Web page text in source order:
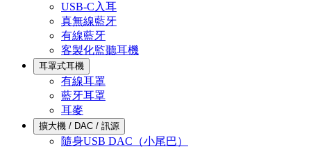
USB-C入耳
真無線藍牙
有線藍牙
客製化監聽耳機
耳罩式耳機
有線耳罩
藍牙耳罩
耳麥
擴大機 / DAC / 訊源
隨身USB DAC（小尾巴）